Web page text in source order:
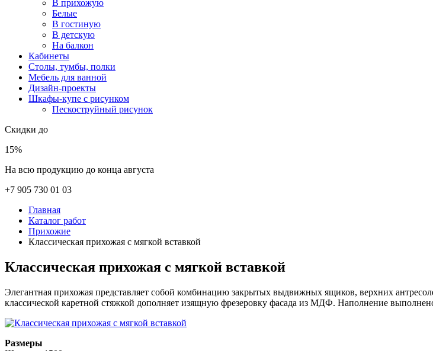
В прихожую
Белые
В гостиную
В детскую
На балкон
Кабинеты
Столы, тумбы, полки
Мебель для ванной
Дизайн-проекты
Шкафы-купе с рисунком
Пескоструйный рисунок
Скидки до
15%
На всю продукцию до конца августа
+7 905 730 01 03
Главная
Каталог работ
Прихожие
Классическая прихожая с мягкой вставкой
Классическая прихожая с мягкой вставкой
Элегантная прихожая представляет собой комбинацию закрытых выдвижных ящиков, верхних
классической каретной стяжкой дополняет изящную фрезеровку фасада из МДФ. Наполнение
Размеры